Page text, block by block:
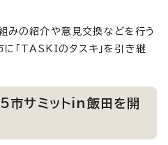
みの紹介や意見交換などを行う
に「TASKIのタスキ」を引き継
市サミットin飯田を開